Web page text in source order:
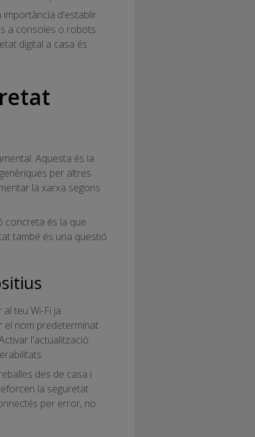
d'establir
a consoles o robots
digital a casa és
Aquesta és la
per altres
la xarxa segons
concreta és la que
també és una qüestió
teu Wi-Fi ja
el nom predeterminat
l'actualització
des de casa i
la seguretat
per error, no